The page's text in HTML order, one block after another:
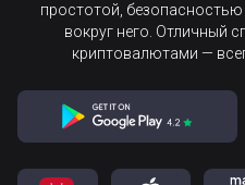
простотой,
вокруг него. Отличный
криптовалютами —